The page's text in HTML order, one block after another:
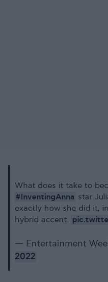
What does it take to
#InventingAnna star
exactly how she did it,
hybrid accent.
— Entertainment
2022